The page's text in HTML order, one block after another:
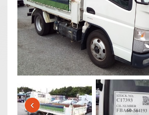
‹